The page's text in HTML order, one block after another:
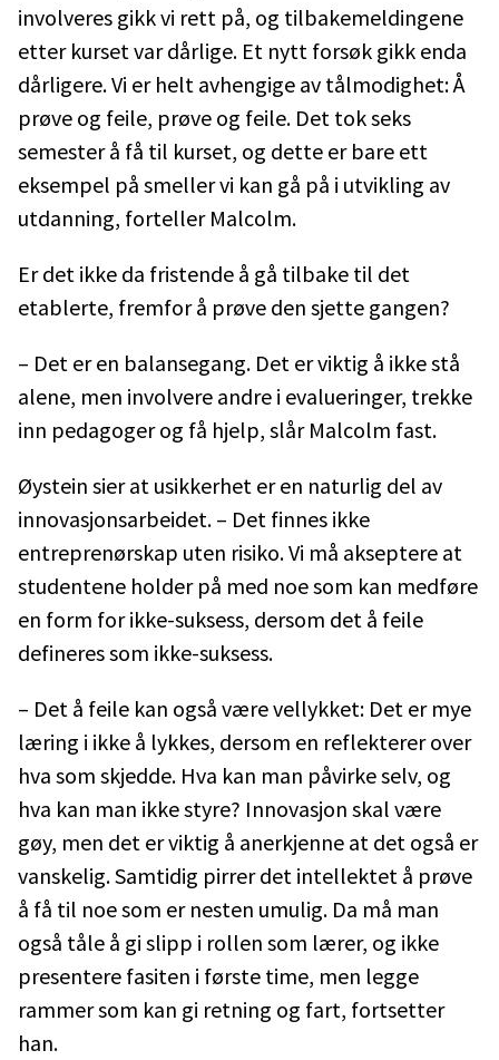
involveres gikk vi rett på, og tilbakemeldingene
etter kurset var dårlige. Et nytt forsøk gikk enda
dårligere. Vi er helt avhengige av tålmodighet: Å
prøve og feile, prøve og feile. Det tok seks
semester å få til kurset, og dette er bare ett
eksempel på smeller vi kan gå på i utvikling av
utdanning, forteller Malcolm.
Er det ikke da fristende å gå tilbake til det
etablerte, fremfor å prøve den sjette gangen?
– Det er en balansegang. Det er viktig å ikke stå
alene, men involvere andre i evalueringer, trekke
inn pedagoger og få hjelp, slår Malcolm fast.
Øystein sier at usikkerhet er en naturlig del av
innovasjonsarbeidet. – Det finnes ikke
entreprenørskap uten risiko. Vi må akseptere at
studentene holder på med noe som kan medføre
en form for ikke-suksess, dersom det å feile
defineres som ikke-suksess.
– Det å feile kan også være vellykket: Det er mye
læring i ikke å lykkes, dersom en reflekterer over
hva som skjedde. Hva kan man påvirke selv, og
hva kan man ikke styre? Innovasjon skal være
gøy, men det er viktig å anerkjenne at det også er
vanskelig. Samtidig pirrer det intellektet å prøve
å få til noe som er nesten umulig. Da må man
også tåle å gi slipp i rollen som lærer, og ikke
presentere fasiten i første time, men legge
rammer som kan gi retning og fart, fortsetter
han.